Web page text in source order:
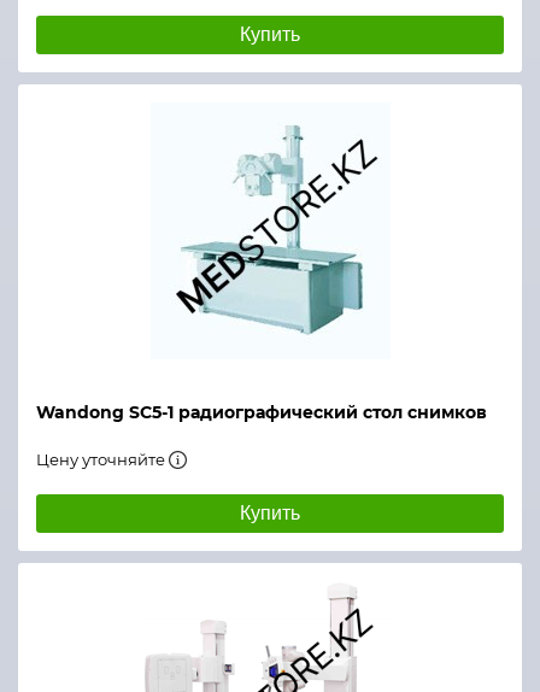
Купить
Wandong SC5-1 радиографический стол снимков
Цену уточняйте
Купить